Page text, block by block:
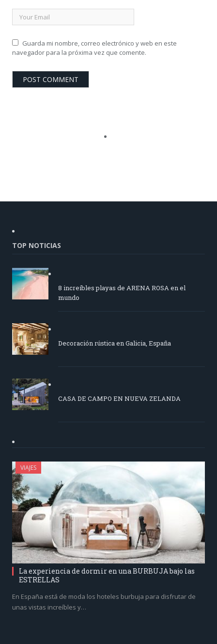
Guarda mi nombre, correo electrónico y web en este
navegador para la próxima vez que comente.
TOP NOTICIAS
8 increíbles playas de ARENA ROSA en el
mundo
Decoración rústica en Galicia, España
CASA DE CAMPO EN NUEVA ZELANDA
VIAJES
La experiencia de dormir en una BURBUJA bajo las
ESTRELLAS
En España está de moda los hoteles burbuja para disfrutar de
unas vistas increíbles y…